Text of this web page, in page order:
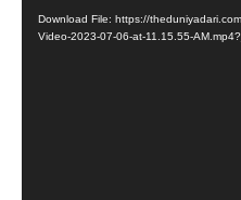
Download File: https://
Video-2023-07-06-at-11.15.55-